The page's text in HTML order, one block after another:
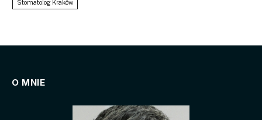
Stomatolog Kraków
O MNIE